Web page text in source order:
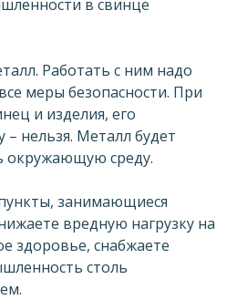
в свинце
Работать с ним надо
меры безопасности. При
и изделия, его
нельзя. Металл будет
окружающую среду.
занимающиеся
вредную нагрузку на
здоровье, снабжаете
столь